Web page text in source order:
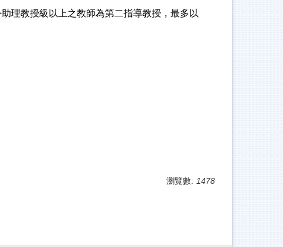
理教授級以上之教師為第二指導教授，最多以
瀏覽數: 1478